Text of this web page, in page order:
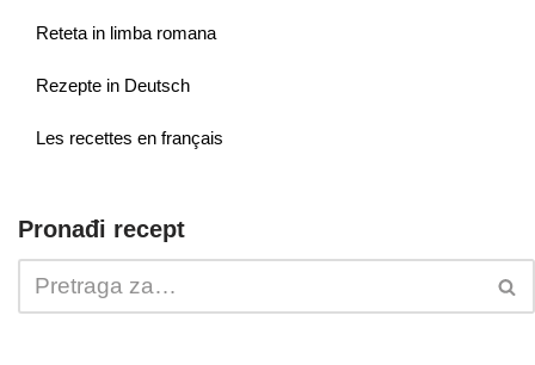
Reteta in limba romana
Rezepte in Deutsch
Les recettes en français
Pronađi recept